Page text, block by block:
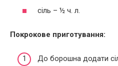
сіль – ½ ч. л.
Покрокове приготування:
До борошна додати